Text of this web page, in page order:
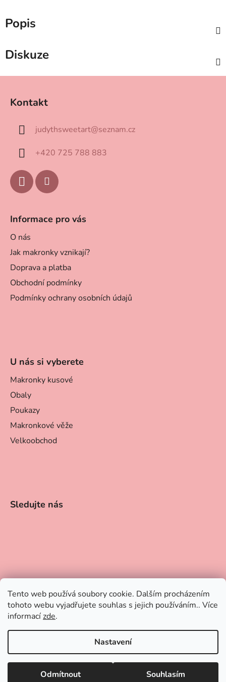
Tento web používá soubory cookie. Dalším procházením
tohoto webu vyjadřujete souhlas s jejich používáním.. Více
informacízde.
Nastavení
Odmítnout Souhlasím
📢 Dovolená 21.–31. 7. Objednávky můžete vytvářet i během
dovolené. Odesílat je začneme od 1. 8. Děkujeme za pochopení a
Popis
Diskuze
Kontakt
judythsweetart@seznam.cz
+420 725 788 883
Informace pro vás
O nás
Jak makronky vznikají?
Doprava a platba
Obchodní podmínky
Podmínky ochrany osobních údajů
U nás si vyberete
Makronky kusové
Obaly
Poukazy
Makronkové věže
Velkoobchod
Sledujte nás
Vytvořil Shoptet
Copyright 2026Makronky Judyth sweet art. Všechna